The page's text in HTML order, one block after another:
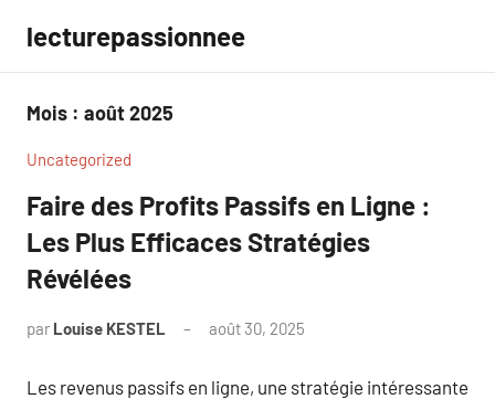
contenu
lecturepassionnee
Mois : août 2025
Uncategorized
Faire des Profits Passifs en Ligne :
Les Plus Efficaces Stratégies
Révélées
par Louise KESTEL août 30, 2025
Les revenus passifs en ligne, une stratégie intéressante